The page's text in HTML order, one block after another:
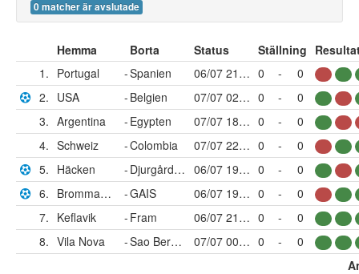
0 matcher är avslutade
Hemma Borta Status Ställning
1. Portugal -Spanien 06/07 21:00 0 -
0
2. USA -Belgien 07/07 02:00 0 -
0
3. Argentina -Egypten 07/07 18:00 0 -
0
4. Schweiz -Colombia 07/07 22:00 0 -
0
5. Häcken - Djurgården 06/07 19:00 0 -
0
6.
Brommapojkarna -GAIS 06/07 19:00 0 -
0
7. Keflavik -Fram 06/07 21:15 0 -
0
8. Vila Nova - Sao Bernardo FC 07/07 00:00 0 -
0